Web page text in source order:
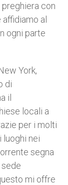
con
al
ogni parte
York,
di
il
locali a
per i molti
luoghi nei
segna
mi offre